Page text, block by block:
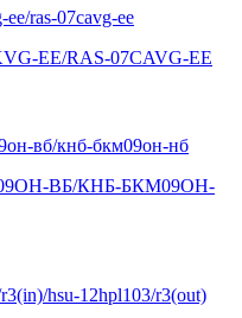
EE/RAS-07CAVG-EE
ВБ/КНБ-БКМ09ОН-